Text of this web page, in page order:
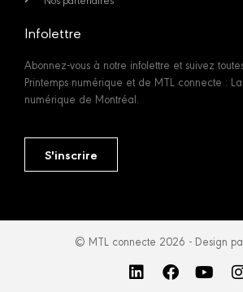
Infolettre
Abonnez-vous à notre infolettre et suivez
Printemps numérique et de MTL connecte :
numérique de Montréal.
S'inscrire
© MTL connecte 2026 - Design